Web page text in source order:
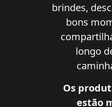
brindes,
bons
longo
Os
estão